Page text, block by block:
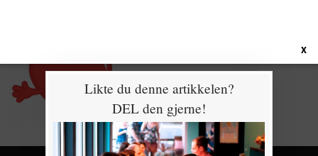
X
Likte du denne artikkelen?
DEL den gjerne!